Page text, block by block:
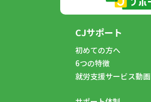
CJサポート
初めての方へ
6つの特徴
就労支援サービス動画